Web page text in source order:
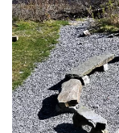
Vi har en ny